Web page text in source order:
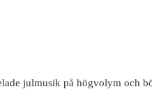
julmusik på högvolym och